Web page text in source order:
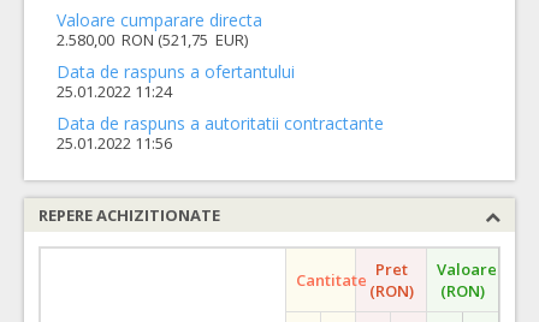
Valoare cumparare directa
2.580,00 RON (521,75 EUR)
Data de raspuns a ofertantului
25.01.2022 11:24
Data de raspuns a autoritatii contractante
25.01.2022 11:56
REPERE ACHIZITIONATE
Cantitate Pret
(RON)
Valoare
(RON)